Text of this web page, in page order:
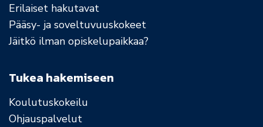
Erilaiset hakutavat
Pääsy- ja soveltuvuuskokeet
Jäitkö ilman opiskelupaikkaa?
Tukea hakemiseen
Koulutuskokeilu
Ohjauspalvelut